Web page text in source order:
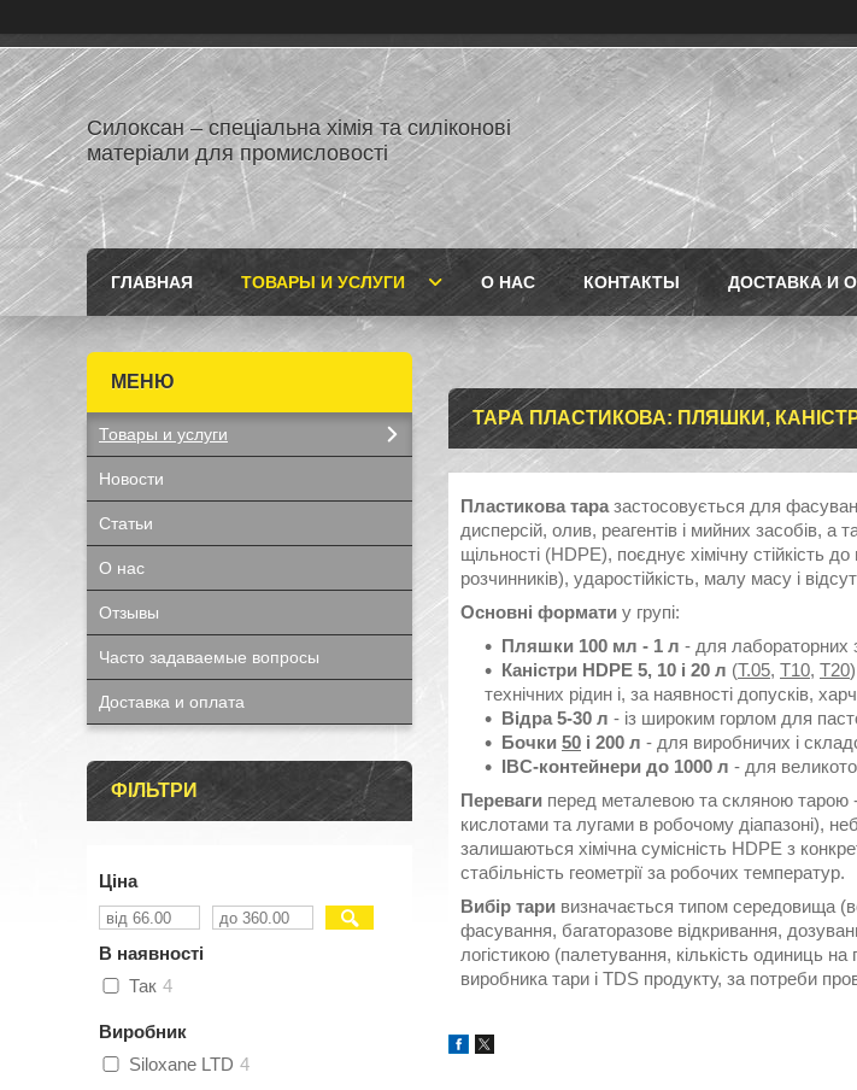
Силоксан – спеціальна хімія та силіконові
матеріали для промисловості
ГЛАВНАЯ ТОВАРЫ И УСЛУГИ О НАС КОНТАКТЫ ДОСТАВКА И
ТАРА ПЛАСТИКОВА: ПЛЯШКИ,
Пластикова тара застосовується для
дисперсій, олив, реагентів і мийних засобів,
щільності (HDPE), поєднує хімічну стійкість
розчинників), ударостійкість, малу масу і
Основні формати у групі:
Пляшки 100 мл - 1 л - для лабораторних
Каністри HDPE 5, 10 і 20 л (T.05, T10, T20
технічних рідин і, за наявності допусків,
Відра 5-30 л - із широким горлом для
Бочки 50 і 200 л - для виробничих і
IBC-контейнери до 1000 л - для
Переваги перед металевою та скляною тарою -
кислотами та лугами в робочому діапазоні),
залишаються хімічна сумісність HDPE з
стабільність геометрії за робочих температур.
Вибір тари визначається типом середовища
фасування, багаторазове відкривання,
логістикою (палетування, кількість одиниць на
виробника тари і TDS продукту, за потреби
Товары и услуги
Новости
Статьи
О нас
Отзывы
Часто задаваемые вопросы
Доставка и оплата
ФІЛЬТРИ
Ціна
В наявності
Так 4
Виробник
Siloxane LTD 4